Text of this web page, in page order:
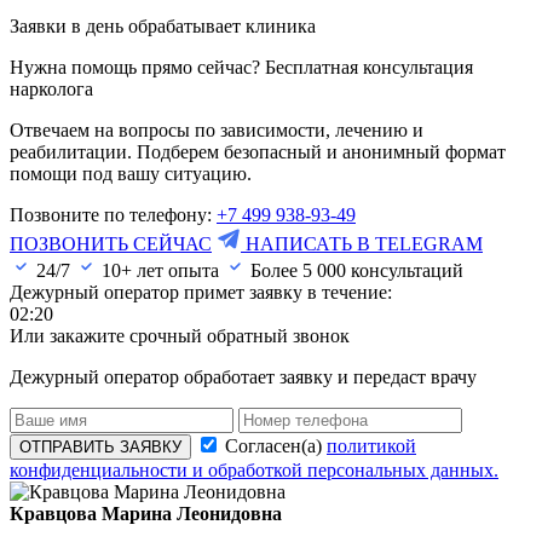
Заявки в день обрабатывает клиника
Нужна помощь прямо сейчас? Бесплатная консультация
нарколога
Отвечаем на вопросы по зависимости, лечению и
реабилитации. Подберем безопасный и анонимный формат
помощи под вашу ситуацию.
Позвоните по телефону: +7 499 938-93-49
ПОЗВОНИТЬ СЕЙЧАС
НАПИСАТЬ В TELEGRAM
24/7
10+ лет опыта Более 5 000 консультаций
Дежурный оператор примет заявку в течение:
02:20
Или закажите срочный обратный звонок
Дежурный оператор обработает заявку и передаст врачу
ОТПРАВИТЬ ЗАЯВКУ Согласен(а) политикой
конфиденциальности и обработкой персональных данных.
Кравцова Марина Леонидовна